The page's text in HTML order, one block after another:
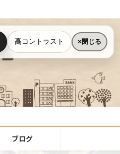
ブログ
高コントラスト 閉じる